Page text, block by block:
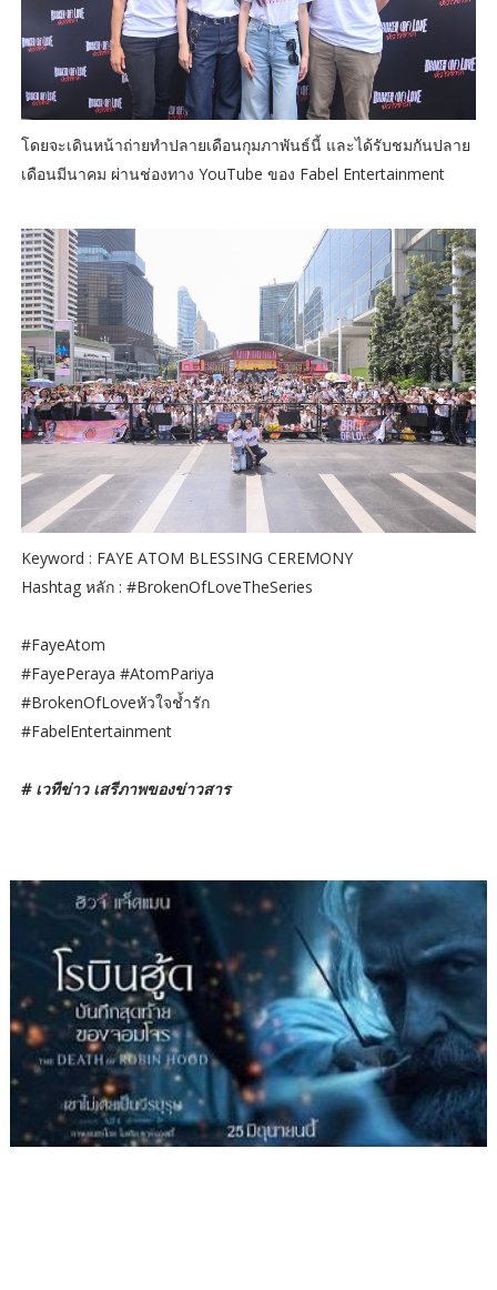
โดยจะเดินหน้าถ่ายทำปลายเดือนกุมภาพันธ์นี้ และได้รับชมกันปลาย
เดือนมีนาคม ผ่านช่องทาง YouTube ของ Fabel Entertainment
Keyword : FAYE ATOM BLESSING CEREMONY
Hashtag หลัก : #BrokenOfLoveTheSeries
#FayeAtom
#FayePeraya #AtomPariya
#BrokenOfLoveหัวใจช้ำรัก
#FabelEntertainment
# เวทีข่าว เสรีภาพของข่าวสาร